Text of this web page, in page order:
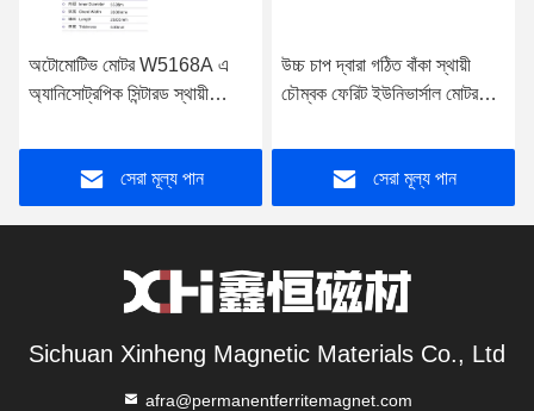
অটোমোটিভ মোটর W5168A এ
অ্যানিসোট্রপিক সিন্টারড স্থায়ী
সেরা মূল্য পান
উচ্চ চাপ দ্বারা গঠিত বাঁকা স্থায়ী
চৌম্বক ফেরিট ইউনিভার্সাল মোটর
সেরা মূল্য পান
Sichuan Xinheng Magnetic Materials Co., Ltd
afra@permanentferritemagnet.com